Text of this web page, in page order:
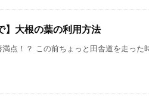
】大根の葉の利用方法
満点！？ この前ちょっと田舎道を走っ